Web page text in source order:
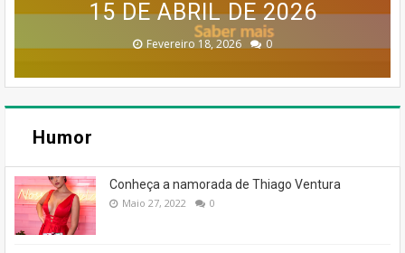
CONFIRMA DESCONTINUAÇÃO
Julho 27, 2026 0
15 DE ABRIL DE 2026
Fevereiro 18, 2026 0
DESCONTINUADO!
Janeiro 19, 2026 0
DE SUCESSO
Dezembro 30, 2025 0
DE SUCESSO
Dezembro 30, 2025 0
Humor
Conheça a namorada de Thiago Ventura
Maio 27, 2022 0